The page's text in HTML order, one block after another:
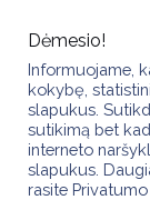
content
Š.m.
Dėmesio!
Informuojame,
kokybę,
slapukus.
sutikimą bet
interneto
slapukus.
rasite Privatumo